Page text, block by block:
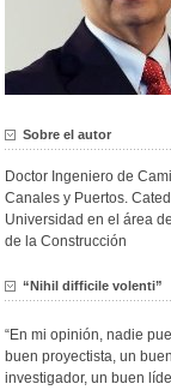
Sobre el autor
Doctor Ingeniero de
Canales y Puertos.
Universidad en el área
de la Construcción
“Nihil difficile volenti”
“En mi opinión, nadie
buen proyectista, un buen
investigador, un buen